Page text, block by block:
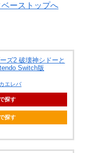
ーストップへ
ズ2 破壊神シドーと
Switch版
カエレバ
探す
探す